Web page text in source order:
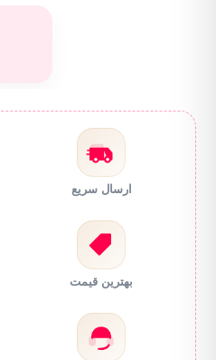
ارسال سریع
بهترین قیمت